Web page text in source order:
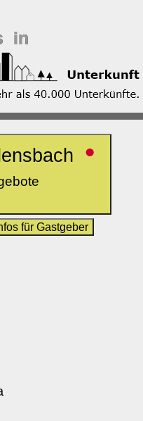
in
•
für Gastgeber